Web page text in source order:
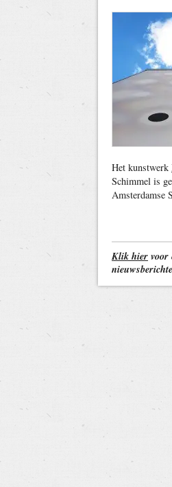
Het kunstwerk
Schimmel is
Amsterdamse
Klik hiervoor